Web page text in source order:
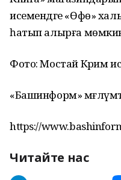
исемендәге «Өфө»
һатып алырға
Фото: Мостай Кәрим
«Башинформ»
https://
Читайте нас